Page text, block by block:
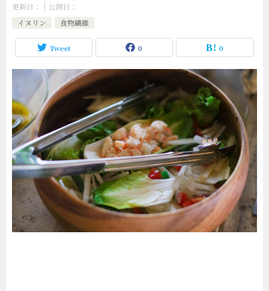
更新日：
公開日：
イヌリン
食物繊維
Tweet 0 0